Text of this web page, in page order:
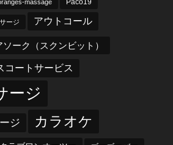
massage Paco19
ージ アウトコール
ソーク（スクンビット）
コートサービス
ージ
ジ カラオケ